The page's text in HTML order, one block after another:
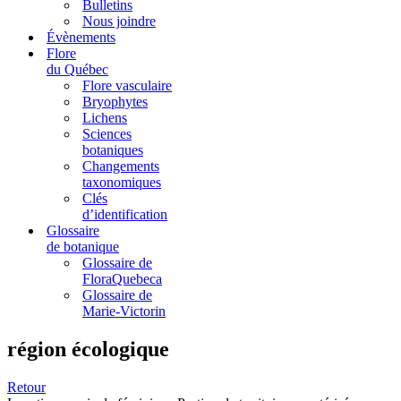
Bulletins
Nous joindre
Évènements
Flore
du Québec
Flore vasculaire
Bryophytes
Lichens
Sciences
botaniques
Changements
taxonomiques
Clés
d’identification
Glossaire
de botanique
Glossaire de
FloraQuebeca
Glossaire de
Marie-Victorin
région écologique
Retour